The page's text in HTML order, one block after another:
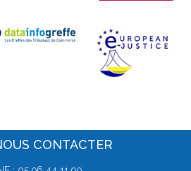
CONTACTER